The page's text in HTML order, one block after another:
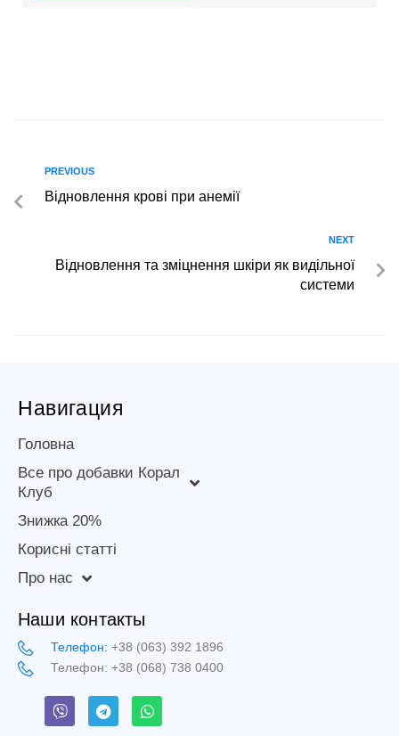
PREVIOUS
Відновлення крові при анемії
NEXT
Відновлення та зміцнення шкіри як видільної
системи
Навигация
Головна
Все про добавки Корал
Клуб
Знижка 20%
Корисні статті
Про нас
Наши контакты
Телефон: +38 (063) 392 1896
Телефон: +38 (068) 738 0400